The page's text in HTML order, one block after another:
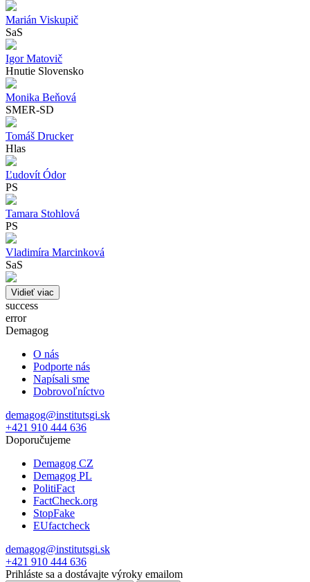
Marián Viskupič
SaS
Igor Matovič
Hnutie Slovensko
Monika Beňová
SMER-SD
Tomáš Drucker
Hlas
Ľudovít Ódor
PS
Tamara Stohlová
PS
Vladimíra Marcinková
SaS
Vidieť viac
success
error
Demagog
O nás
Podporte nás
Napísali sme
Dobrovoľníctvo
demagog@institutsgi.sk
+421 910 444 636
Doporučujeme
Demagog CZ
Demagog PL
PolitiFact
FactCheck.org
StopFake
EUfactcheck
demagog@institutsgi.sk
+421 910 444 636
Prihláste sa a dostávajte výroky emailom